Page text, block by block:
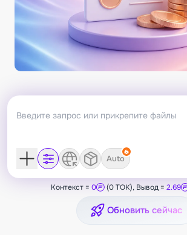
Auto
Контекст = 0 (0 TOK), Вывод = 2.69
Обновить сейчас